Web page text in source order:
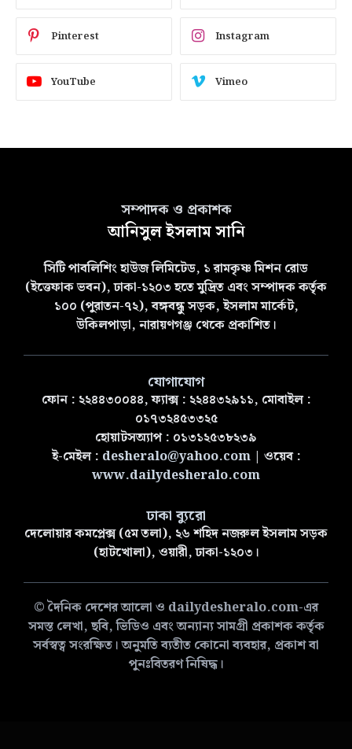
Pinterest Instagram
YouTube Vimeo
সম্পাদক ও প্রকাশক
আনিসুল ইসলাম সানি
সিটি পাবলিশিং হাউজ লিমিটেড, ১ রামকৃষ্ণ মিশন রোড
(ইত্তেফাক ভবন), ঢাকা-১২০৩ হতে মুদ্রিত এবং সম্পাদক কর্তৃক
১০০ (পুরাতন-৭২), বঙ্গবন্ধু সড়ক, ইসলাম মার্কেট,
উকিলপাড়া, নারায়ণগঞ্জ থেকে প্রকাশিত।
যোগাযোগ
ফোন : ২২৪৪৩০০৪৪, ফ্যাক্স : ২২৪৪৩২৯১১, মোবাইল :
০১৭৩২৪৫৩৩২৫
হোয়াটসঅ্যাপ : ০১৩১২৫৩৮২৩৯
ই-মেইল : desheralo@yahoo.com| ওয়েব :
www.dailydesheralo.com
ঢাকা ব্যুরো
দেলোয়ার কমপ্লেক্স (৫ম তলা), ২৬ শহিদ নজরুল ইসলাম সড়ক
(হাটখোলা), ওয়ারী, ঢাকা-১২০৩।
© দৈনিক দেশের আলো ও dailydesheralo.com-এর
সমস্ত লেখা, ছবি, ভিডিও এবং অন্যান্য সামগ্রী প্রকাশক কর্তৃক
সর্বস্বত্ব সংরক্ষিত। অনুমতি ব্যতীত কোনো ব্যবহার, প্রকাশ বা
পুনঃবিতরণ নিষিদ্ধ।